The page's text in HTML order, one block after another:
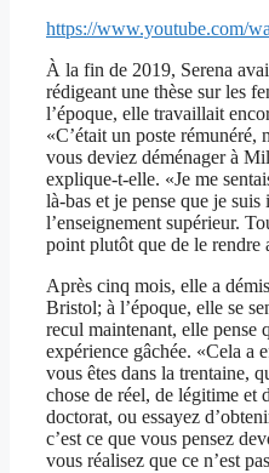
https://www.youtube.com/
À la fin de 2019, Serena
rédigeant une thèse sur les
l’époque, elle travaillait
«C’était un poste rémunéré,
vous deviez déménager à
explique-t-elle. «Je me
là-bas et je pense que je
l’enseignement supérieur.
point plutôt que de le rendre
Après cinq mois, elle a
Bristol; à l’époque, elle se
recul maintenant, elle pense
expérience gâchée. «Cela a
vous êtes dans la trentaine,
chose de réel, de légitime et
doctorat, ou essayez
c’est ce que vous pensez
vous réalisez que ce n’est